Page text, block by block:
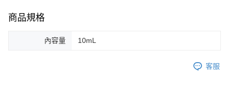
商品規格
內容量 10mL
客服